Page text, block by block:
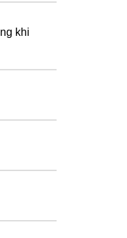
khi